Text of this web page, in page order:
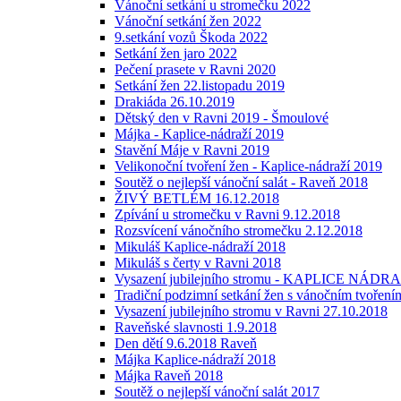
Vánoční setkání u stromečku 2022
Vánoční setkání žen 2022
9.setkání vozů Škoda 2022
Setkání žen jaro 2022
Pečení prasete v Ravni 2020
Setkání žen 22.listopadu 2019
Drakiáda 26.10.2019
Dětský den v Ravni 2019 - Šmoulové
Májka - Kaplice-nádraží 2019
Stavění Máje v Ravni 2019
Velikonoční tvoření žen - Kaplice-nádraží 2019
Soutěž o nejlepší vánoční salát - Raveň 2018
ŽIVÝ BETLÉM 16.12.2018
Zpívání u stromečku v Ravni 9.12.2018
Rozsvícení vánočního stromečku 2.12.2018
Mikuláš Kaplice-nádraží 2018
Mikuláš s čerty v Ravni 2018
Vysazení jubilejního stromu - KAPLICE
Tradiční podzimní setkání žen s vánočním
Vysazení jubilejního stromu v Ravni 27.10.2018
Raveňské slavnosti 1.9.2018
Den dětí 9.6.2018 Raveň
Májka Kaplice-nádraží 2018
Májka Raveň 2018
Soutěž o nejlepší vánoční salát 2017